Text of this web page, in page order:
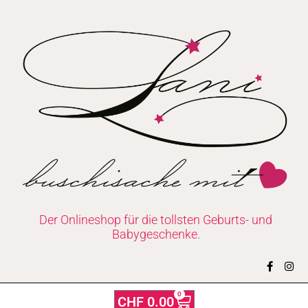
Der Onlineshop für die tollsten Geburts- und
Babygeschenke.
F
a
c
I
n
s
CHF0.00 0
Warenkorb